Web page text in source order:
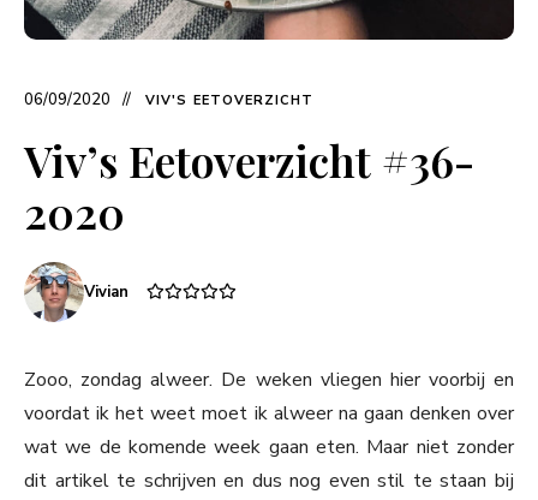
06/09/2020 VIV'S EETOVERZICHT
Viv’s Eetoverzicht #36-
2020
Vivian
Zooo, zondag alweer. De weken vliegen hier voorbij en
voordat ik het weet moet ik alweer na gaan denken over
wat we de komende week gaan eten. Maar niet zonder
dit artikel te schrijven en dus nog even stil te staan bij